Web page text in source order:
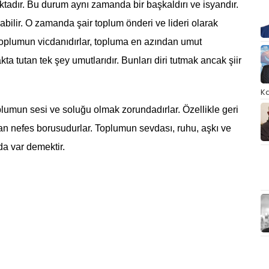
Bu durum aynı zamanda bir başkaldırı ve isyandır.
O zamanda şair toplum önderi ve lideri olarak
vicdanıdırlar, topluma en azından umut
tutan tek şey umutlarıdır. Bunları diri tutmak ancak şiir
sesi ve soluğu olmak zorundadırlar. Özellikle geri
nefes borusudurlar. Toplumun sevdası, ruhu, aşkı ve
var demektir.